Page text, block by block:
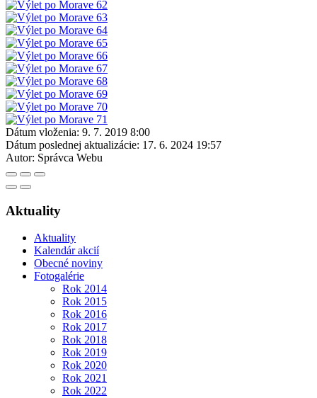
Dátum vloženia: 9. 7. 2019 8:00
Dátum poslednej aktualizácie: 17. 6. 2024 19:57
Autor: Správca Webu
Aktuality
Aktuality
Kalendár akcií
Obecné noviny
Fotogalérie
Rok 2014
Rok 2015
Rok 2016
Rok 2017
Rok 2018
Rok 2019
Rok 2020
Rok 2021
Rok 2022